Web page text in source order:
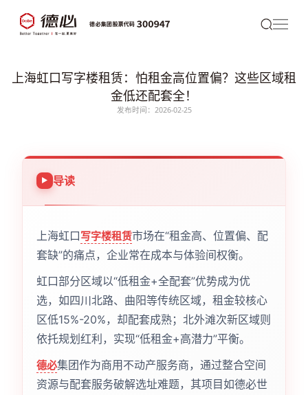
上海虹口写字楼租赁：怕租金高位置偏？这些区域租
金低还配套全！
发布时间：2026-02-25
导读
上海虹口写字楼租赁市场在“租金高、位置偏、配
套缺”的痛点，企业常在成本与体验间权衡。
虹口部分区域以“低租金+全配套”优势成为优
选，如四川北路、曲阳等传统区域，租金较核心
区低15%-20%，却配套成熟；北外滩次新区域则
依托规划红利，实现“低租金+高潜力”平衡。
德必集团作为商用不动产服务商，通过整合空间
资源与配套服务破解选址难题，其项目如德必世